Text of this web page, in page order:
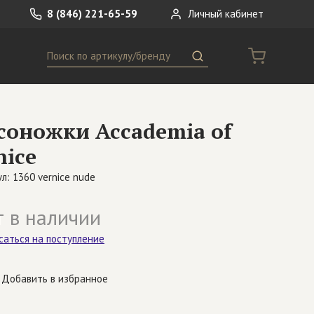
8 (846) 221-65-59 Личный кабинет
Другое
Поиск
Accademia of
1360 vernice nude
в наличии
на поступление
Добавить в избранное